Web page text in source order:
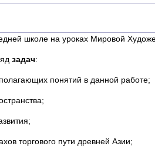
школе на уроках Мировой
задач:
понятий в данной работе;
торгового пути древней Азии;